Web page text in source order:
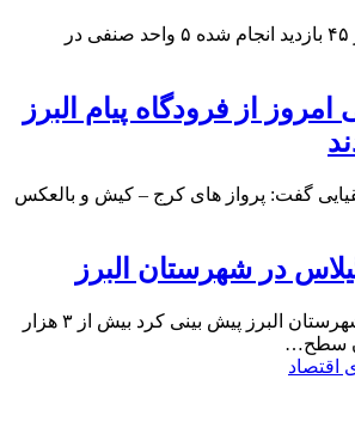
محمد نصیری گفت: در ۴۵ بازدید انجام شده ۵ واحد صنفی در
از فرودگاه پیام البرز
گفت: پرواز های کرج – کیش و بالعکس
در شهرستان البرز
مدیر جهاد کشاورزی شهرستان البرز پیش بینی کرد بیش از ۳ هزار
سطح…
اقتصاد